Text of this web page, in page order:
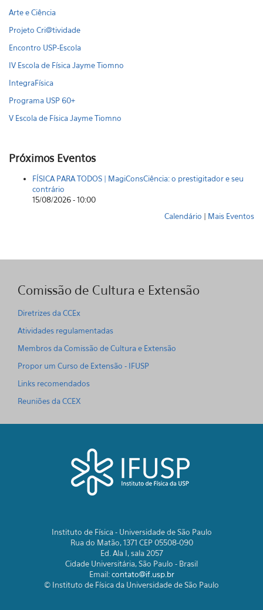
Arte e Ciência
Projeto Cri@tividade
Encontro USP-Escola
IV Escola de Física Jayme Tiomno
IntegraFísica
Programa USP 60+
V Escola de Física Jayme Tiomno
Próximos Eventos
FÍSICA PARA TODOS | MagiConsCiência: o prestigitador e seu
contrário
15/08/2026 - 10:00
Calendário | Mais Eventos
Comissão de Cultura e Extensão
Diretrizes da CCEx
Atividades regulamentadas
Membros da Comissão de Cultura e Extensão
Propor um Curso de Extensão - IFUSP
Links recomendados
Reuniões da CCEX
Instituto de Física - Universidade de São Paulo
Rua do Matão, 1371 CEP 05508-090
Ed. Ala I, sala 2057
Cidade Universitária, São Paulo - Brasil
Email:contato@if.usp.br
© Instituto de Física da Universidade de São Paulo